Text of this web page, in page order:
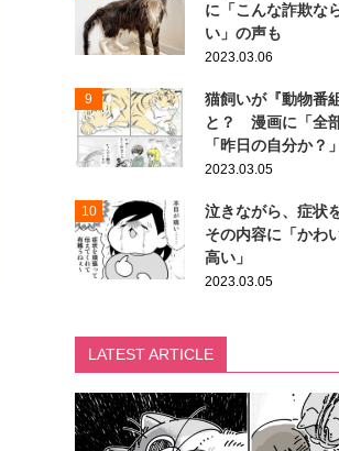
に「こんな詐欺な
い」の声も
2023.03.06
9
猫飼いが『動物番
と？ 漫画に「全
「昨日の自分か？」
2023.03.05
10
泣きながら、症状
その内容に「かわ
高い」
2023.03.05
LATEST ARTICLE